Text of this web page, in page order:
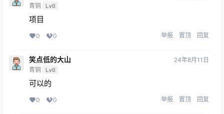
青铜 Lv0
项目
0 0 举报 置顶 回复
笑点低的大山
青铜 Lv0
24年8月11日
可以的
0 0 举报 置顶 回复